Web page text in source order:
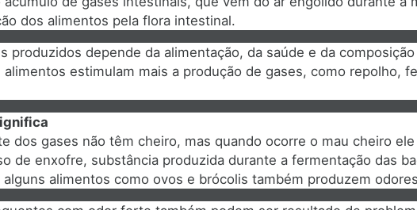
dos alimentos pela flora intestinal.
produzidos depende da alimentação, da saúde e da
estimulam mais a produção de gases, como repolho,
dos gases não têm cheiro, mas quando ocorre o mau cheiro
de enxofre, substância produzida durante a fermentação das
alimentos como ovos e brócolis também produzem